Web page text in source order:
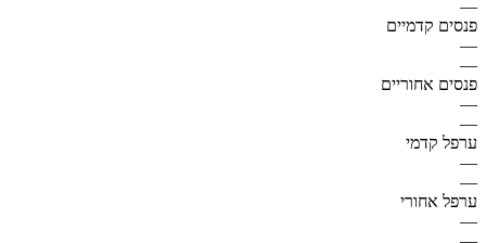
—
פנסים קדמיים
—
—
פנסים אחוריים
—
—
ערפל קדמי
—
—
ערפל אחורי
—